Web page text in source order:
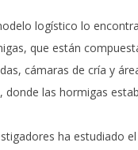
logístico lo
que están
cámaras de cría y
donde las hormigas
ha estudiado